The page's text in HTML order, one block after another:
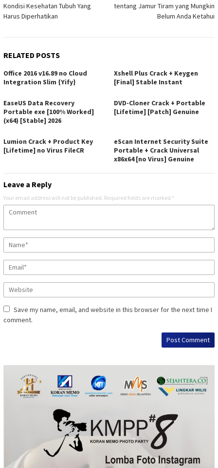
Kondisi Kesehatan Tubuh Yang
Harus Diperhatikan
tentang Jamur Tiram yang Mungkin
Belum Anda Ketahui
RELATED POSTS
Office 2016 v16.89 no Cloud
Integration Slim {Yify}
Xshell Plus Crack + Keygen
[Final] Stable Instant
EaseUS Data Recovery
Portable exe [100% Worked]
(x64) [Stable] 2026
DVD-Cloner Crack + Portable
[Lifetime] [Patch] Genuine
Lumion Crack + Product Key
[Lifetime] no Virus FileCR
eScan Internet Security Suite
Portable + Crack Universal
x86x64 [no Virus] Genuine
Leave a Reply
Your email address will not be published. Required fields are marked *
Save my name, email, and website in this browser for the next time I
comment.